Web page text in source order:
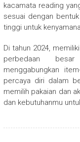
kacamata reading
sesuai dengan
tinggi untuk
Di tahun 2024,
perbedaan
menggabungkan
percaya diri dalam
memilih pakaian dan
dan kebutuhanmu